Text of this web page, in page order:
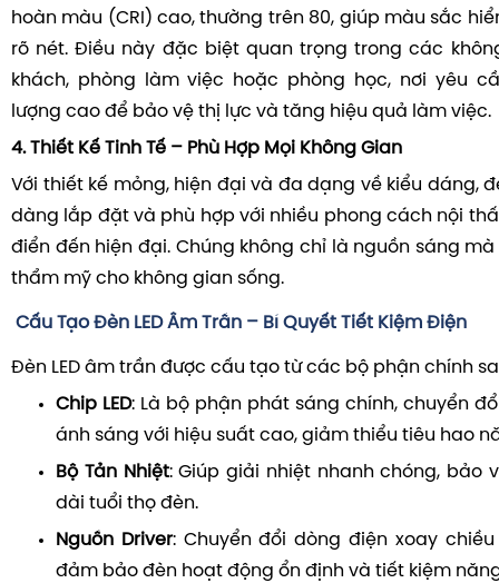
hoàn màu (CRI) cao, thường trên 80, giúp màu sắc
rõ nét. Điều này đặc biệt quan trọng trong các
khách, phòng làm việc hoặc phòng học, nơi yêu
lượng cao để bảo vệ thị lực và tăng hiệu quả làm việc.
4.Thiết Kế Tinh Tế – Phù Hợp Mọi Không Gian
Với thiết kế mỏng, hiện đại và đa dạng về kiểu dáng,
dàng lắp đặt và phù hợp với nhiều phong cách nội
điển đến hiện đại. Chúng không chỉ là nguồn sáng
thẩm mỹ cho không gian sống.
Cấu Tạo Đèn LED Âm Trần – Bí Quyết Tiết Kiệm Điện
Đèn LED âm trần được cấu tạo từ các bộ phận chính
Chip LED: Là bộ phận phát sáng chính, chuyển
ánh sáng với hiệu suất cao, giảm thiểu tiêu hao
Bộ Tản Nhiệt:Giúp giải nhiệt nhanh chóng, bảo
dài tuổi thọ đèn.
Nguồn Driver: Chuyển đổi dòng điện xoay
đảm bảo đèn hoạt động ổn định và tiết kiệm